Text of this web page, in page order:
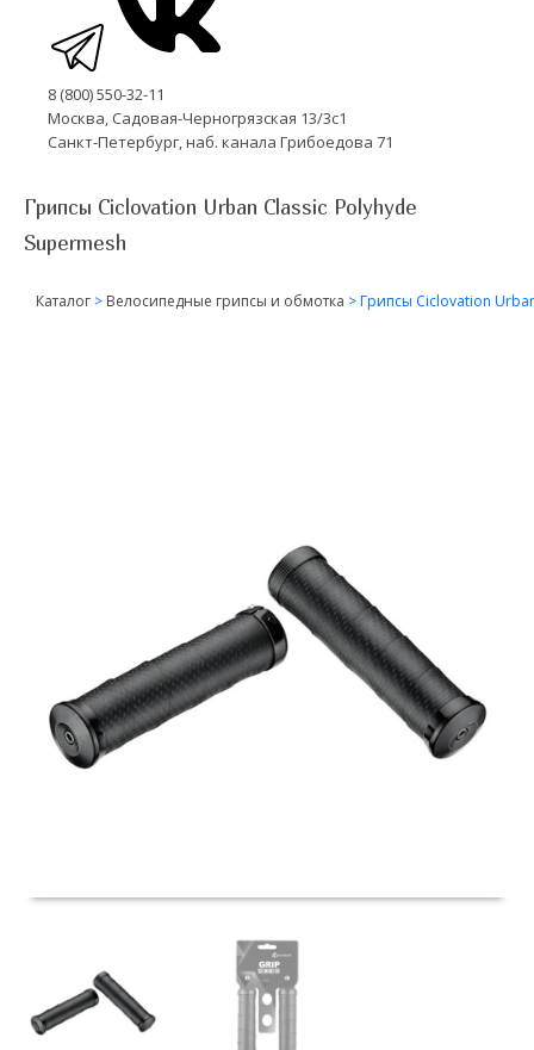
8 (800) 550-32-11
Москва, Садовая-Черногрязская 13/3с1
Санкт-Петербург, наб. канала Грибоедова 71
Грипсы Ciclovation Urban Classic Polyhyde
Supermesh
Каталог > Велосипедные грипсы и обмотка >Грипсы Ciclovation